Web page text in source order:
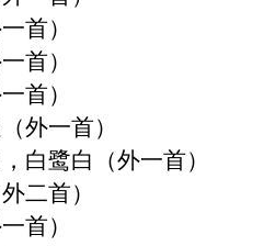
首）
首）
首）
外一首）
白鹭白（外一首）
二首）
首）